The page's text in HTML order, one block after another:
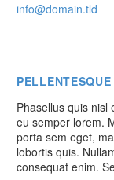
info@domain.tld
Phasellus quis nisl
eu semper lorem.
porta sem eget,
lobortis quis.
consequat enim.